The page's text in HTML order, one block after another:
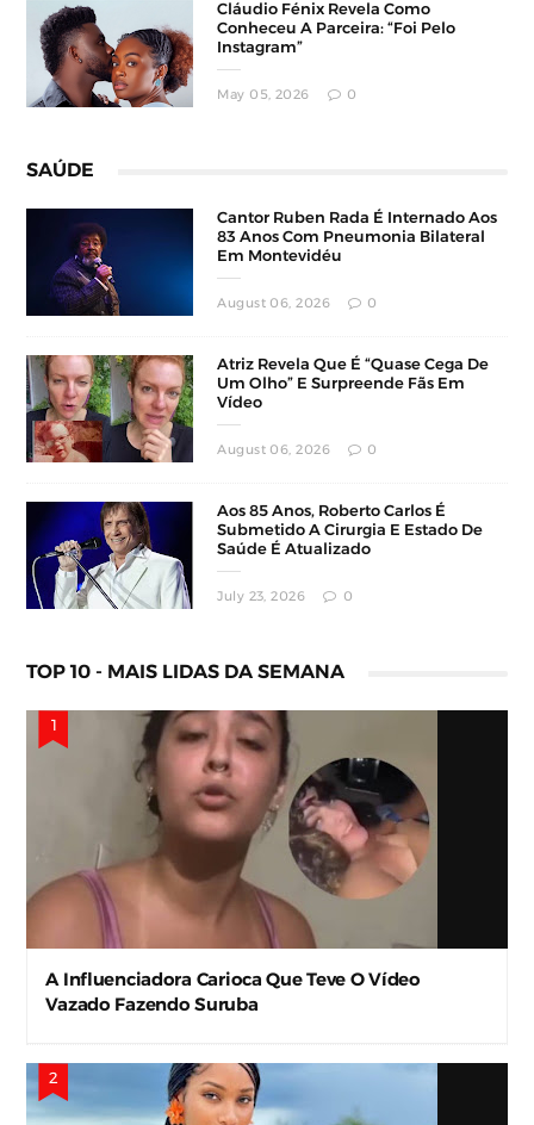
Cláudio Fénix Revela Como
Conheceu A Parceira: “Foi Pelo
Instagram”
May 05, 2026 0
SAÚDE
Cantor Ruben Rada É Internado Aos
83 Anos Com Pneumonia Bilateral
Em Montevidéu
August 06, 2026 0
Atriz Revela Que É “Quase Cega De
Um Olho” E Surpreende Fãs Em
Vídeo
August 06, 2026 0
Aos 85 Anos, Roberto Carlos É
Submetido A Cirurgia E Estado De
Saúde É Atualizado
July 23, 2026 0
TOP 10 - MAIS LIDAS DA SEMANA
A Influenciadora Carioca Que Teve O Vídeo
Vazado Fazendo Suruba